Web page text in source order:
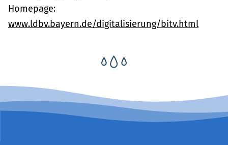
Homepage:
www.ldbv.bayern.de/digitalisierung/bitv.html